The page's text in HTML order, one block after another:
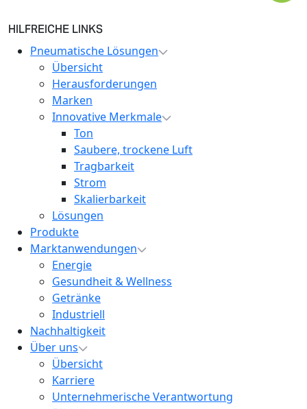
HILFREICHE LINKS
Pneumatische Lösungen
Übersicht
Herausforderungen
Marken
Innovative Merkmale
Ton
Saubere, trockene Luft
Tragbarkeit
Strom
Skalierbarkeit
Lösungen
Produkte
Marktanwendungen
Energie
Gesundheit & Wellness
Getränke
Industriell
Nachhaltigkeit
Über uns
Übersicht
Karriere
Unternehmerische Verantwortung